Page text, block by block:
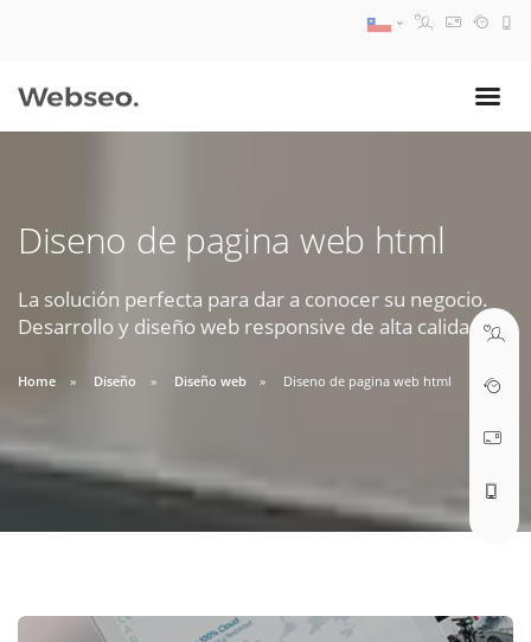
Diseno de pagina web html
La solución perfecta para dar a conocer su negocio.
Desarrollo y diseño web responsive de alta calidad.
Home Diseño Diseño web Diseno de pagina web html
09:30 AM A 18:30 PM
soporte@webseo.cl